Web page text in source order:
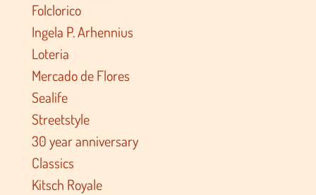
Folclorico
Ingela P. Arhennius
Loteria
Mercado de Flores
Sealife
Streetstyle
30 year anniversary
Classics
Kitsch Royale